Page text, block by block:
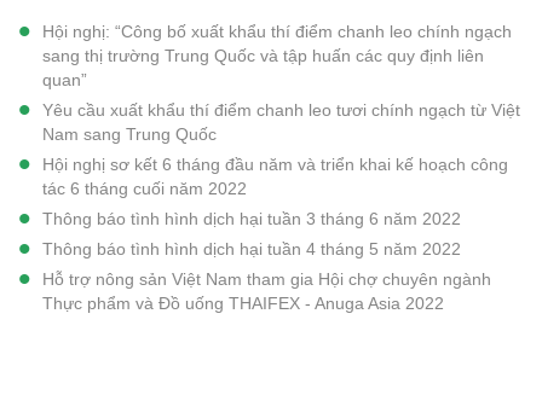
Hội nghị: “Công bố xuất khẩu thí điểm chanh leo chính ngạch
sang thị trường Trung Quốc và tập huấn các quy định liên
quan”
Yêu cầu xuất khẩu thí điểm chanh leo tươi chính ngạch từ Việt
Nam sang Trung Quốc
Hội nghị sơ kết 6 tháng đầu năm và triển khai kế hoạch công
tác 6 tháng cuối năm 2022
Thông báo tình hình dịch hại tuần 3 tháng 6 năm 2022
Thông báo tình hình dịch hại tuần 4 tháng 5 năm 2022
Hỗ trợ nông sản Việt Nam tham gia Hội chợ chuyên ngành
Thực phẩm và Đồ uống THAIFEX - Anuga Asia 2022